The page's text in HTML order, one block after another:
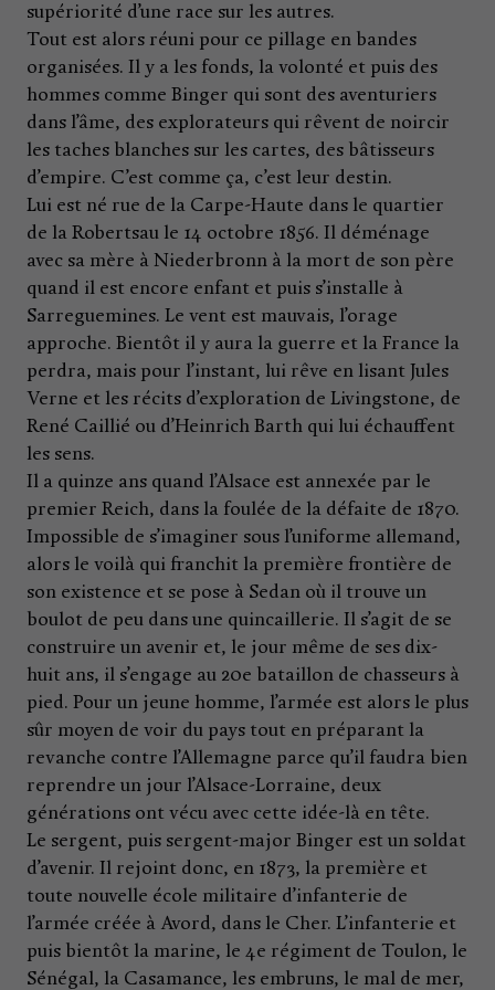
supériorité d’une race sur les autres.
Tout est alors réuni pour ce pillage en bandes
organisées. Il y a les fonds, la volonté et puis des
hommes comme Binger qui sont des aventuriers
dans l’âme, des explorateurs qui rêvent de noircir
les taches blanches sur les cartes, des bâtisseurs
d’empire. C’est comme ça, c’est leur destin.
Lui est né rue de la Carpe-Haute dans le quartier
de la Robertsau le 14 octobre 1856. Il déménage
avec sa mère à Niederbronn à la mort de son père
quand il est encore enfant et puis s’installe à
Sarreguemines. Le vent est mauvais, l’orage
approche. Bientôt il y aura la guerre et la France la
perdra, mais pour l’instant, lui rêve en lisant Jules
Verne et les récits d’exploration de Livingstone, de
René Caillié ou d’Heinrich Barth qui lui échauffent
les sens.
Il a quinze ans quand l’Alsace est annexée par le
premier Reich, dans la foulée de la défaite de 1870.
Impossible de s’imaginer sous l’uniforme allemand,
alors le voilà qui franchit la première frontière de
son existence et se pose à Sedan où il trouve un
boulot de peu dans une quincaillerie. Il s’agit de se
construire un avenir et, le jour même de ses dix-
huit ans, il s’engage au 20e bataillon de chasseurs à
pied. Pour un jeune homme, l’armée est alors le plus
sûr moyen de voir du pays tout en préparant la
revanche contre l’Allemagne parce qu’il faudra bien
reprendre un jour l’Alsace-Lorraine, deux
générations ont vécu avec cette idée-là en tête.
Le sergent, puis sergent-major Binger est un soldat
d’avenir. Il rejoint donc, en 1873, la première et
toute nouvelle école militaire d’infanterie de
l’armée créée à Avord, dans le Cher. L’infanterie et
puis bientôt la marine, le 4e régiment de Toulon, le
Sénégal, la Casamance, les embruns, le mal de mer,